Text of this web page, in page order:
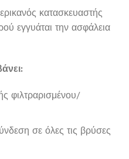
κατασκευαστής
εγγυάται την ασφάλεια
φιλτραρισμένου/
σε όλες τις βρύσες